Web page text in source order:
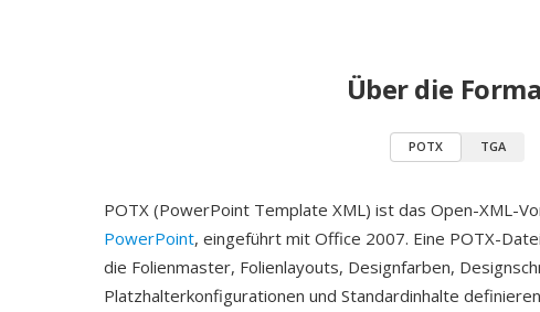
Über die
POTX TGA
POTX (PowerPoint Template XML) ist das Open-XML-
PowerPoint, eingeführt mit Office 2007. Eine POTX-
die Folienmaster, Folienlayouts, Designfarben,
Platzhalterkonfigurationen und Standardinhalte